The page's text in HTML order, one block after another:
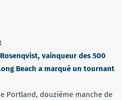
vainqueur des 500
Beach a marqué un tournant
Portland, douzième manche de